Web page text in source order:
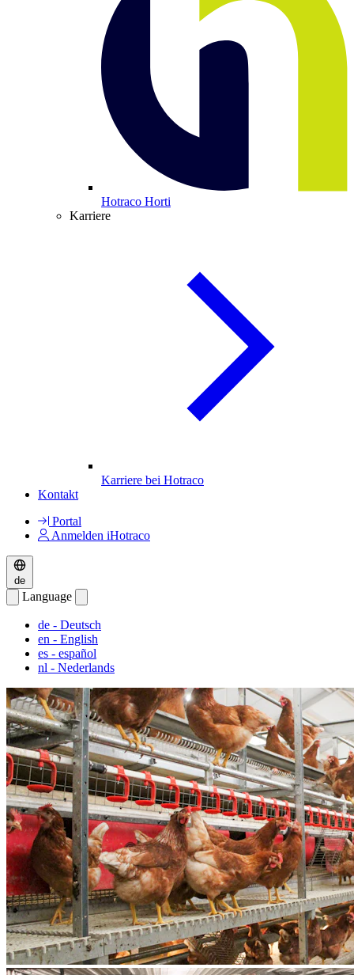
Hotraco Horti
Karriere
Karriere bei Hotraco
Kontakt
Portal
Anmelden iHotraco
de
Language
de - Deutsch
en - English
es - español
nl - Nederlands